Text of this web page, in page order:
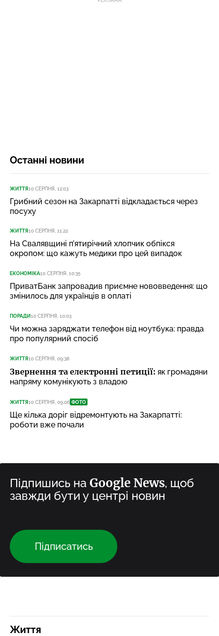
Останні новини
ЖИТТЯ10 СЕРПНЯ, 12:03
Грибний сезон на Закарпатті відкладається через
посуху
ЖИТТЯ10 СЕРПНЯ, 11:22
На Свалявщині п’ятирічний хлопчик обпікся
окропом: що кажуть медики про цей випадок
ЕКОНОМІКА10 СЕРПНЯ, 10:35
ПриватБанк запровадив приємне нововведення: що
змінилось для українців в оплаті
ПОРАДИ10 СЕРПНЯ, 10:03
Чи можна заряджати телефон від ноутбука: правда
про популярний спосіб
ЖИТТЯ10 СЕРПНЯ, 09:38
Звернення та електронні петиції: як громадяни
напряму комунікують з владою
ЖИТТЯ10 СЕРПНЯ, 09:06 ФОТО
Ще кілька доріг відремонтують на Закарпатті:
роботи вже почали
Підпишись на Google News, щоб
завжди бути у центрі новин
Підписатись
Життя